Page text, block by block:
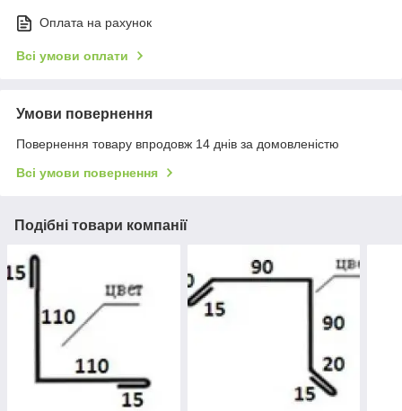
Оплата на рахунок
Всі умови оплати
Умови повернення
Повернення товару впродовж 14 днів за домовленістю
Всі умови повернення
Подібні товари компанії